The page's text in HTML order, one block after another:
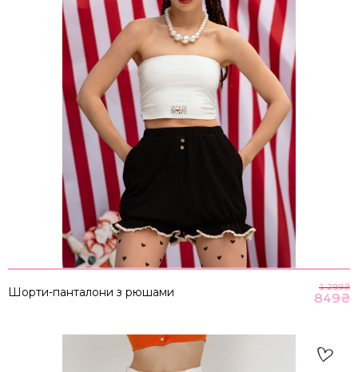
Шорти-панталони з рюшами 1 299₴
849₴